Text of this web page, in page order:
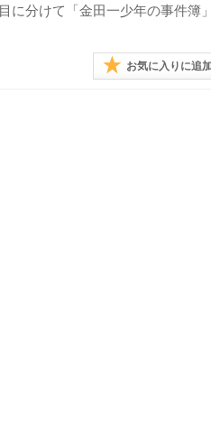
に分けて「金田一少年の事件簿
お気に入りに追加